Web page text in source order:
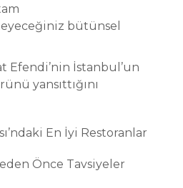
bütünsel
Efendi’nin İstanbul’un
yansıttığını
En İyi Restoranlar
Önce Tavsiyeler